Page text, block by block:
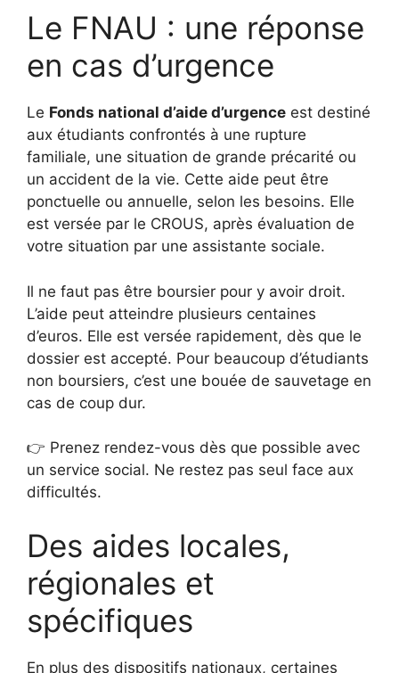
Le FNAU : une réponse
en cas d’urgence
Le Fonds national d’aide d’urgence est destiné
aux étudiants confrontés à une rupture
familiale, une situation de grande précarité ou
un accident de la vie. Cette aide peut être
ponctuelle ou annuelle, selon les besoins. Elle
est versée par le CROUS, après évaluation de
votre situation par une assistante sociale.
Il ne faut pas être boursier pour y avoir droit.
L’aide peut atteindre plusieurs centaines
d’euros. Elle est versée rapidement, dès que le
dossier est accepté. Pour beaucoup d’étudiants
non boursiers, c’est une bouée de sauvetage en
cas de coup dur.
👉 Prenez rendez-vous dès que possible avec
un service social. Ne restez pas seul face aux
difficultés.
Des aides locales,
régionales et
spécifiques
En plus des dispositifs nationaux, certaines